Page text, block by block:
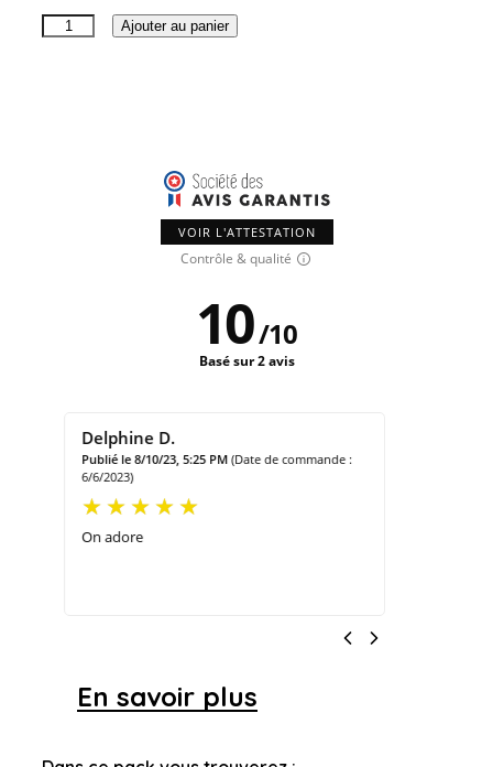
10/10(2 avis)
quantité
de
Ajouter au panier
VOIR L'ATTESTATION
Contrôle & qualité
10/10
Basé sur 2 avis
Delphine D.
Publié le 8/10/23, 5:25 PM (Date de commande :
6/6/2023)
On adore
En savoir plus